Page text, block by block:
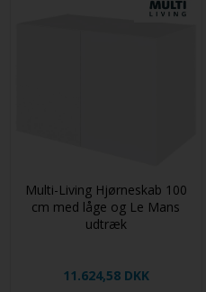
Multi-Living Hjørneskab 100
cm med låge og Le Mans
udtræk
11.624,58 DKK